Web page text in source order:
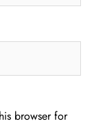
browser for